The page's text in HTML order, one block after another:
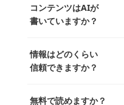
があり、そこからジャンプ
ています。記事内の99%
ずつ心を込めて自分たち
ッズを収集し、月に
長KOSが全記事を監修して
コンテンツはAIが
書いていますか？
書いています。AIは使用
認を行い、手動で更新して
情報はどのくらい
信頼できますか？
無料で読めますか？